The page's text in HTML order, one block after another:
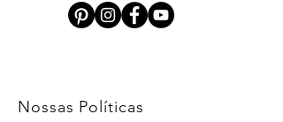
Nossas Políticas